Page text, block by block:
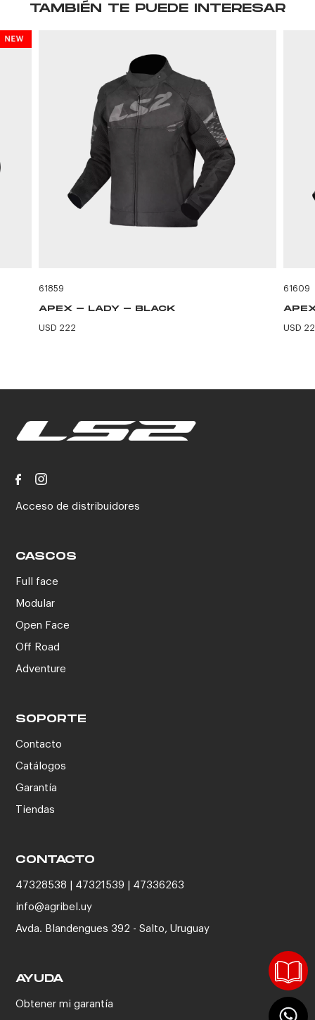
TAMBIÉN TE PUEDE INTERESAR
61859
APEX - LADY - BLACK
USD 222
61609
USD
Acceso de distribuidores
CASCOS
Full face
Modular
Open Face
Off Road
Adventure
SOPORTE
Contacto
Catálogos
Garantía
Tiendas
CONTACTO
47328538 | 47321539 | 47336263
info@agribel.uy
Avda. Blandengues 392 - Salto, Uruguay
AYUDA
Obtener mi garantía